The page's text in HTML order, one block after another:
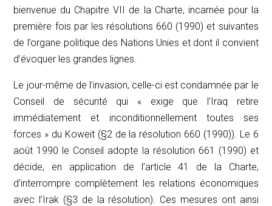
bienvenue du Chapitre VII de la Charte, incarnée pour la
première fois par les résolutions 660 (1990) et suivantes
de l’organe politique des Nations Unies et dont il convient
d’évoquer les grandes lignes.
Le jour-même de l’invasion, celle-ci est condamnée par le
Conseil de sécurité qui « exige que l’Iraq retire
immédiatement et inconditionnellement toutes ses
forces » du Koweit (§2 de la résolution 660 (1990)). Le 6
août 1990 le Conseil adopte la résolution 661 (1990) et
décide, en application de l’article 41 de la Charte,
d’interrompre complètement les relations économiques
avec l’Irak (§3 de la résolution). Ces mesures ont ainsi